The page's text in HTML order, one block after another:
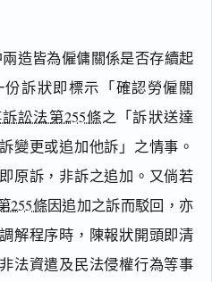
兩造皆為僱傭關係是否存續起
訴狀即標示「確認勞僱關
訟法第255條之「訴狀送達
變更或追加他訴」之情事。
原訴，非訴之追加。又倘若
255條因追加之訴而駁回，亦
解程序時，陳報狀開頭即清
法資遣及民法侵權行為等事